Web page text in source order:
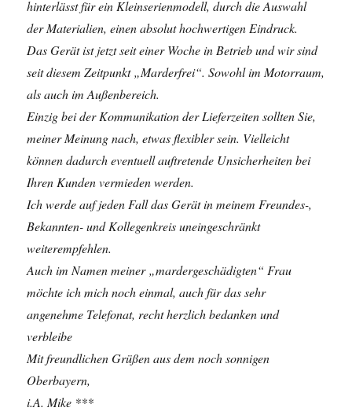
hinterlässt für ein Kleinserienmodell, durch die Auswahl
der Materialien, einen absolut hochwertigen Eindruck.
Das Gerät ist jetzt seit einer Woche in Betrieb und wir sind
seit diesem Zeitpunkt „Marderfrei“. Sowohl im Motorraum,
als auch im Außenbereich.
Einzig bei der Kommunikation der Lieferzeiten sollten Sie,
meiner Meinung nach, etwas flexibler sein. Vielleicht
können dadurch eventuell auftretende Unsicherheiten bei
Ihren Kunden vermieden werden.
Ich werde auf jeden Fall das Gerät in meinem Freundes-,
Bekannten- und Kollegenkreis uneingeschränkt
weiterempfehlen.
Auch im Namen meiner „mardergeschädigten“ Frau
möchte ich mich noch einmal, auch für das sehr
angenehme Telefonat, recht herzlich bedanken und
verbleibe
Mit freundlichen Grüßen aus dem noch sonnigen
Oberbayern,
i.A. Mike ***